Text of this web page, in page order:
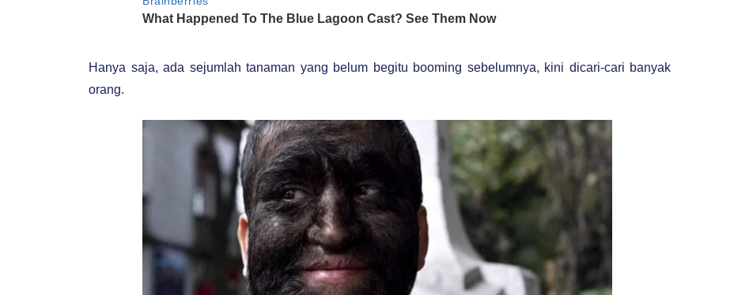
Hanya saja, ada sejumlah tanaman yang belum begitu booming sebelumnya, kini dicari-cari banyak
orang.